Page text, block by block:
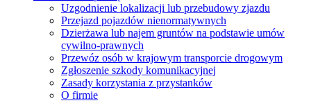
Uzgodnienie lokalizacji lub przebudowy zjazdu
Przejazd pojazdów nienormatywnych
Dzierżawa lub najem gruntów na podstawie umów
cywilno-prawnych
Przewóz osób w krajowym transporcie drogowym
Zgłoszenie szkody komunikacyjnej
Zasady korzystania z przystanków
O firmie